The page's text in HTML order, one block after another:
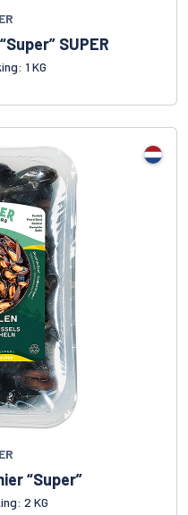
SUPER
1 KG
“Super”
2 KG